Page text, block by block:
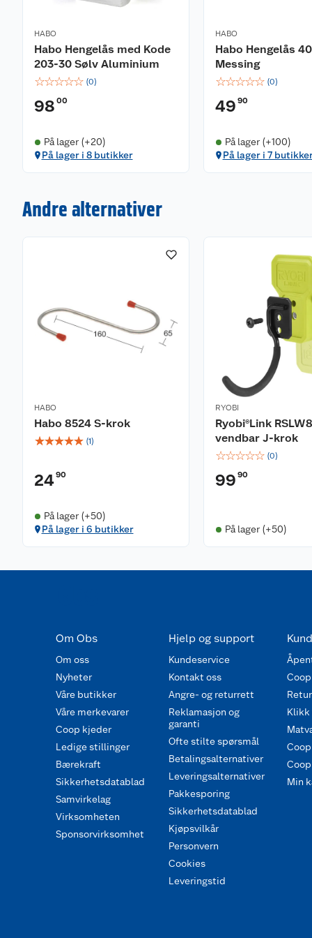
HABO
Habo Hengelås med Kode
203-30 Sølv Aluminium
☆☆☆☆☆ (0)
98 00
På lager (+20)
På lager i 8 butikker
HABO
Habo Hengelås
Messing
☆☆☆☆☆ (0)
49 90
På lager (+100)
På lager i 7
Andre alternativer
HABO
Habo 8524 S-krok
☆☆☆☆☆ (1)
2490
På lager (+50)
På lager i 6 butikker
RYOBI
Ryobi®Link
vendbar J-krok
☆☆☆☆☆ (0)
99 90
På lager (+50)
Om Obs
Om oss
Nyheter
Våre butikker
Våre merkevarer
Coop kjeder
Ledige stillinger
Bærekraft
Sikkerhetsdatablad
Samvirkelag
Virksomheten
Sponsorvirksomhet
Hjelp og support
Kundeservice
Kontakt oss
Angre- og returrett
Reklamasjon og
garanti
Ofte stilte spørsmål
Betalingsalternativer
Leveringsalternativer
Pakkesporing
Sikkerhetsdatablad
Kjøpsvilkår
Personvern
Cookies
Leveringstid
Klikk
Min